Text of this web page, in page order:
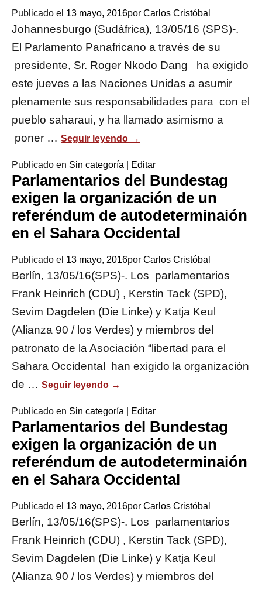
Publicado el 13 mayo, 2016por Carlos Cristóbal
Johannesburgo (Sudáfrica), 13/05/16 (SPS)-.
El Parlamento Panafricano a través de su
presidente, Sr. Roger Nkodo Dang ha exigido
este jueves a las Naciones Unidas a asumir
plenamente sus responsabilidades para con el
pueblo saharaui, y ha llamado asimismo a
poner … Seguir leyendo →
Publicado en Sin categoría Editar
Parlamentarios del Bundestag
exigen la organización de un
referéndum de autodeterminaión
en el Sahara Occidental
Publicado el 13 mayo, 2016por Carlos Cristóbal
Berlín, 13/05/16(SPS)-. Los parlamentarios
Frank Heinrich (CDU) , Kerstin Tack (SPD),
Sevim Dagdelen (Die Linke) y Katja Keul
(Alianza 90 / los Verdes) y miembros del
patronato de la Asociación “libertad para el
Sahara Occidental han exigido la organización
de … Seguir leyendo →
Publicado en Sin categoría Editar
Parlamentarios del Bundestag
exigen la organización de un
referéndum de autodeterminaión
en el Sahara Occidental
Publicado el 13 mayo, 2016por Carlos Cristóbal
Berlín, 13/05/16(SPS)-. Los parlamentarios
Frank Heinrich (CDU) , Kerstin Tack (SPD),
Sevim Dagdelen (Die Linke) y Katja Keul
(Alianza 90 / los Verdes) y miembros del